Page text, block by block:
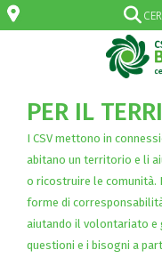
PER IL
I CSV mettono in
abitano un territorio e li
o ricostruire le comunità.
forme di
aiutando il volontariato
questioni e i bisogni a